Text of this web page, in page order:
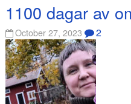
1100 dagar av
October 27, 2023 2